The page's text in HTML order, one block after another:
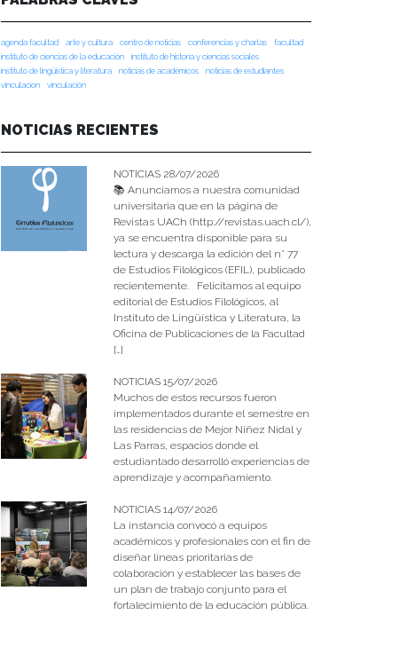
agenda facultad arte y cultura centro de noticias conferencias y charlas
facultad
instituto de ciencias de la educación
instituto de historia y ciencias sociales
instituto de lingüística y literatura
noticias de académicos
noticias de estudiantes
vinculacion
vinculación
NOTICIAS RECIENTES
NOTICIAS 28/07/2026
📚 Anunciamos a nuestra comunidad
universitaria que en la página de
Revistas UACh (http://revistas.uach.cl/),
ya se encuentra disponible para su
lectura y descarga la edición del n° 77
de Estudios Filológicos (EFIL), publicado
recientemente. Felicitamos al equipo
editorial de Estudios Filológicos, al
Instituto de Lingüística y Literatura, la
Oficina de Publicaciones de la Facultad
[…]
NOTICIAS 15/07/2026
Muchos de estos recursos fueron
implementados durante el semestre en
las residencias de Mejor Niñez Nidal y
Las Parras, espacios donde el
estudiantado desarrolló experiencias de
aprendizaje y acompañamiento.
NOTICIAS 14/07/2026
La instancia convocó a equipos
académicos y profesionales con el fin de
diseñar líneas prioritarias de
colaboración y establecer las bases de
un plan de trabajo conjunto para el
fortalecimiento de la educación pública.